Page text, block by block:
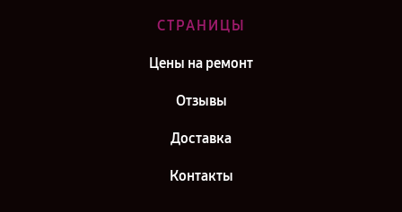
СТРАНИЦЫ
Цены на ремонт
Отзывы
Доставка
Контакты